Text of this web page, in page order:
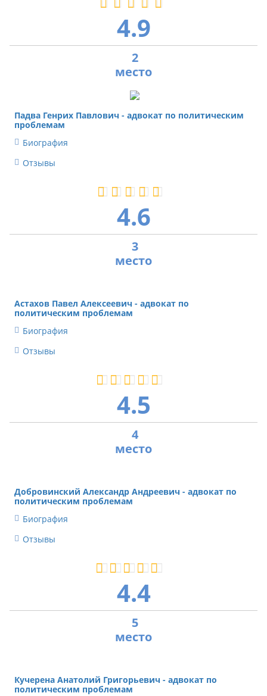
4.9
2
Падва Генрих Павлович - адвокат по политическим
проблемам
Биография
Отзывы
4.6
3
Астахов Павел Алексеевич - адвокат по
политическим проблемам
Биография
Отзывы
4.5
4
Добровинский Александр Андреевич - адвокат по
политическим проблемам
Биография
Отзывы
4.4
5
Кучерена Анатолий Григорьевич - адвокат по
политическим проблемам